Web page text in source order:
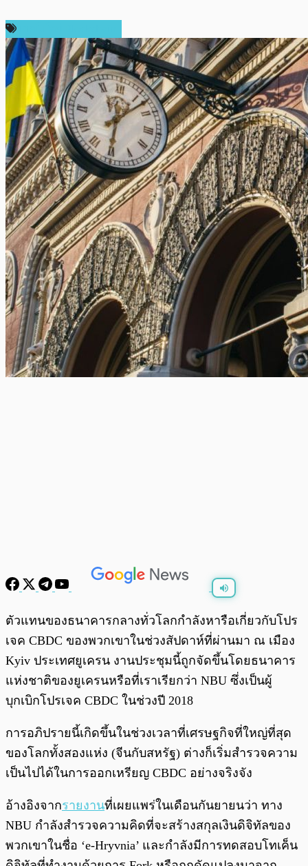
0:00 0:00
ตัวแทนของธนาคารกลางทั่วโลกกำลังหารือเกี่ยวกับโปร
เจค CBDC ของพวกเขาในช่วงสัปดาห์ที่ผ่านมา ณ เมือง
Kyiv ประเทศยูเครน งานประชุมนี้ถูกจัดขึ้นโดยธนาคาร
แห่งชาติของยูเครนหรือที่เราเรียกว่า NBU ซึ่งเป็นผู้
บุกเบิกโปรเจค CBDC ในช่วงปี 2018
การอภิปรายนี้เกิดขึ้นในช่วงเวลาที่เศรษฐกิจที่ใหญ่ที่สุด
ของโลกทั้งสองแห่ง (จีนกับสหรัฐ) ต่างก็เริ่มสำรวจความ
เป็นไปได้ในการออกเหรียญ CBDC อย่างจริงจัง
อ้างอิงจากรายงานที่เผยแพร่ในเดือนกันยายนว่า ทาง
NBU กำลังสำรวจความคิดที่จะสร้างสกุลเงินดิจิทัลของ
พวกเขาในชื่อ ‘e-Hryvnia’ และกำลังมีการทดสอบโทเค็น